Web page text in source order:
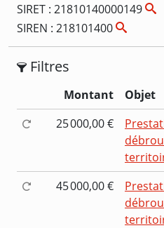
SIRET : 21810140000149
SIREN : 218101400
Filtres
Montant
Objet
25 000,00 €
45 000,00 €